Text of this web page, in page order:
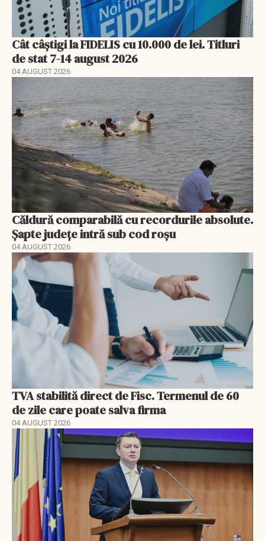
Cât câștigi la FIDELIS cu 10.000 de lei. Titluri
de stat 7-14 august 2026
04 AUGUST 2026
Căldură comparabilă cu recordurile absolute.
Șapte județe intră sub cod roșu
04 AUGUST 2026
TVA stabilită direct de Fisc. Termenul de 60
de zile care poate salva firma
04 AUGUST 2026